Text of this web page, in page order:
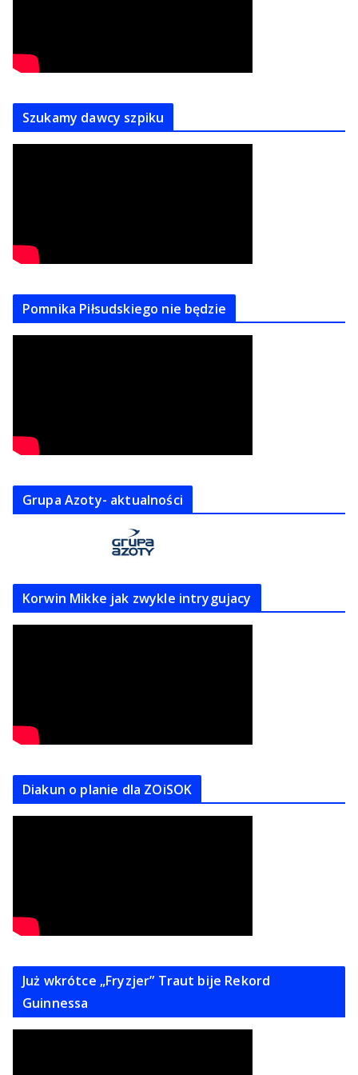
Szukamy dawcy szpiku
Pomnika Piłsudskiego nie będzie
Grupa Azoty- aktualności
Korwin Mikke jak zwykle intrygujacy
Diakun o planie dla ZOiSOK
Już wkrótce „Fryzjer” Traut bije Rekord
Guinnessa